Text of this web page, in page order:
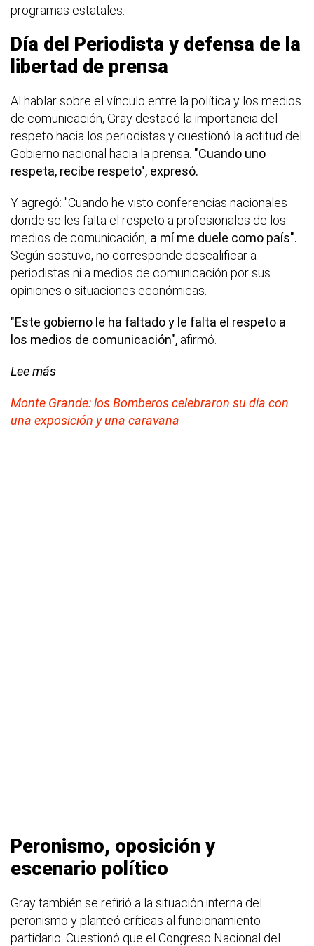
programas estatales.
Día del Periodista y defensa de la
libertad de prensa
Al hablar sobre el vínculo entre la política y los medios
de comunicación, Gray destacó la importancia del
respeto hacia los periodistas y cuestionó la actitud del
Gobierno nacional hacia la prensa. "Cuando uno
respeta, recibe respeto", expresó.
Y agregó: "Cuando he visto conferencias nacionales
donde se les falta el respeto a profesionales de los
medios de comunicación, a mí me duele como país".
Según sostuvo, no corresponde descalificar a
periodistas ni a medios de comunicación por sus
opiniones o situaciones económicas.
"Este gobierno le ha faltado y le falta el respeto a
los medios de comunicación", afirmó.
Lee más
Monte Grande: los Bomberos celebraron su día con
una exposición y una caravana
Peronismo, oposición y
escenario político
Gray también se refirió a la situación interna del
peronismo y planteó críticas al funcionamiento
partidario. Cuestionó que el Congreso Nacional del